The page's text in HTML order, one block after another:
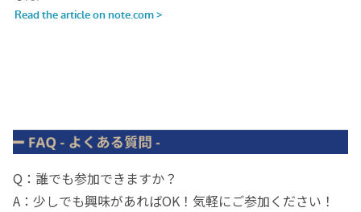
Q：誰でも参加できますか？
A：少しでも興味があればOK！気軽にご参加ください！